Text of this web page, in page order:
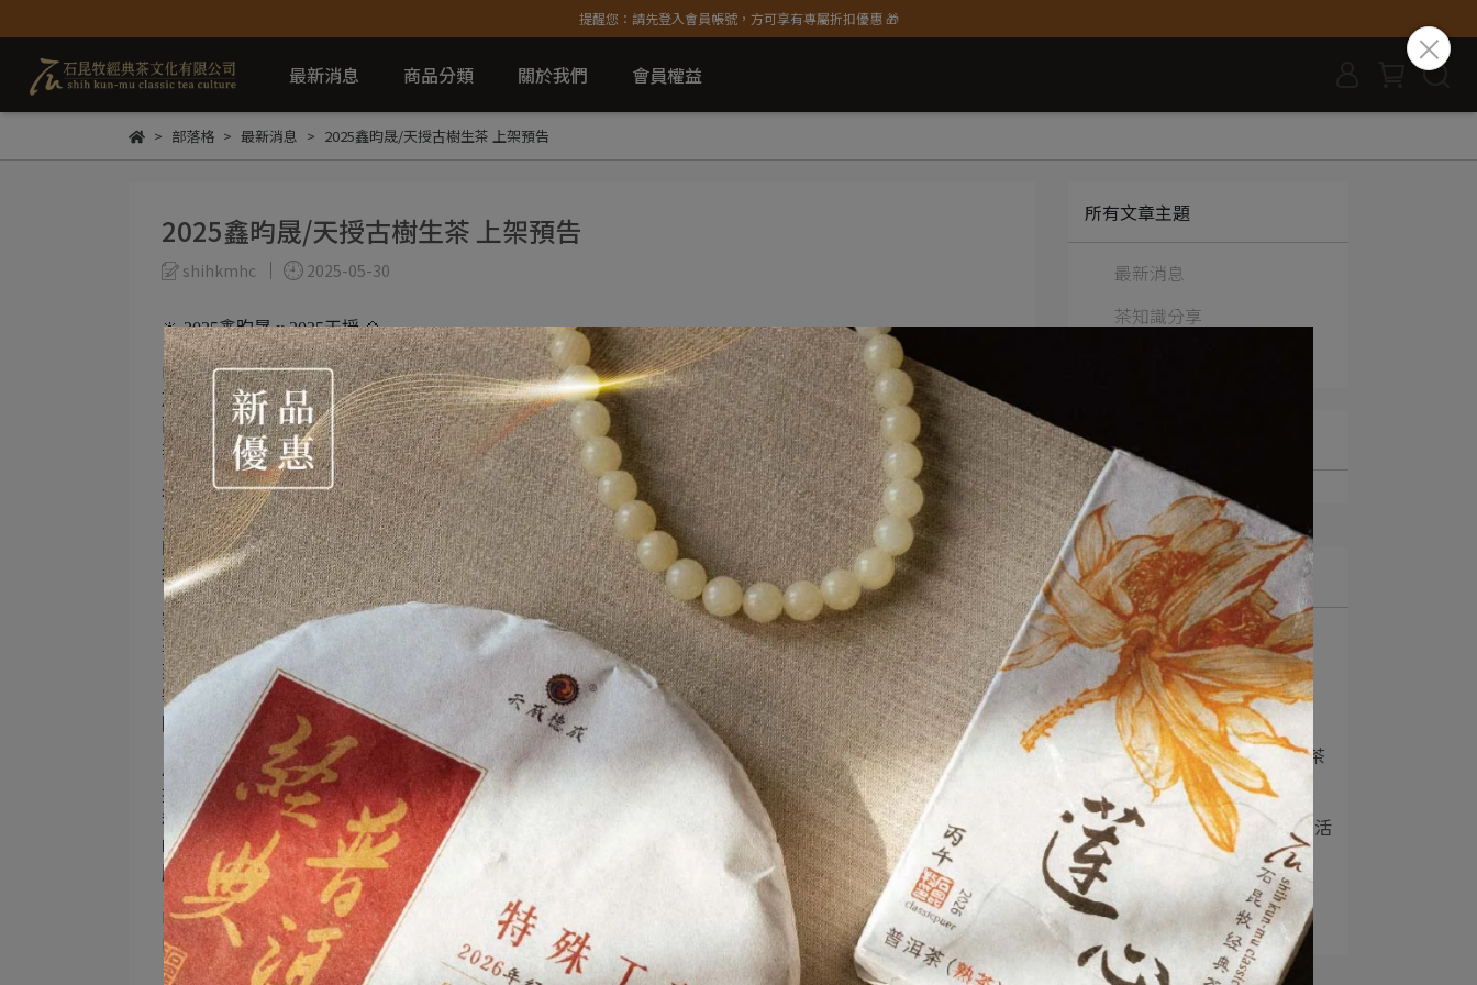
提醒您：請先登入會員帳號，方可享有專屬折扣優惠 🎁
最新消息 商品分類 關於我們 會員權益
部落格 最新消息 2025鑫昀晟/天授古樹生茶 上架預告
2025鑫昀晟/天授古樹生茶 上架預告
shihkmhc 2025-05-30
🔆 2025鑫昀晟 x 2025天授 💠
山來
放／開一切感官
而不做念想
棄一切欲意／不做想妄
行雨
允許煙緲幽生
幽生於骨節／垂瓣透明
透明流光／穿脊／花脈攀生
霧游
盪行之間／連綿成片
刻予水紋護符
號令為之神
隱／沒於骨肋之間
擺尾／識遊
稜骨垂星
吐一息清雲／呼一方谷夜
胸骨盤巒巔
山來／山來
由雨霧夜行
所有文章主題
最新消息
茶知識分享
文章分類
最新文章
1 2026〈蓮心 x 經典普洱〉
熟茶上架預⋯
2 官網暫停服務公告
〈雲藏臥香〉上架+〈生茶
x 辦公室系列⋯
4 〈一壺養韻 x 一磚陳香〉活
動預告
5
2026〈經典普洱 x 天授〉
上架預告